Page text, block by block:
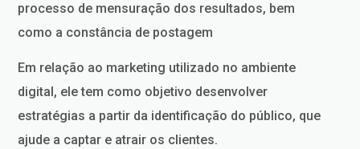
processo de mensuração dos resultados, bem
como a constância de postagem
Em relação ao marketing utilizado no ambiente
digital, ele tem como objetivo desenvolver
estratégias a partir da identificação do público, que
ajude a captar e atrair os clientes.